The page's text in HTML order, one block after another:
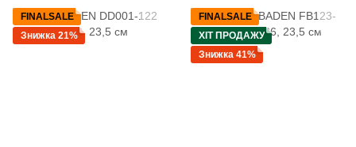
FINALSALE
Знижка 21%
FINALSALE
ХІТ ПРОДАЖУ
Знижка 41%